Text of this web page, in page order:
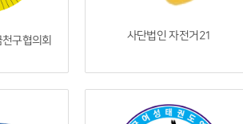
구협의회 사단법인 자전거21